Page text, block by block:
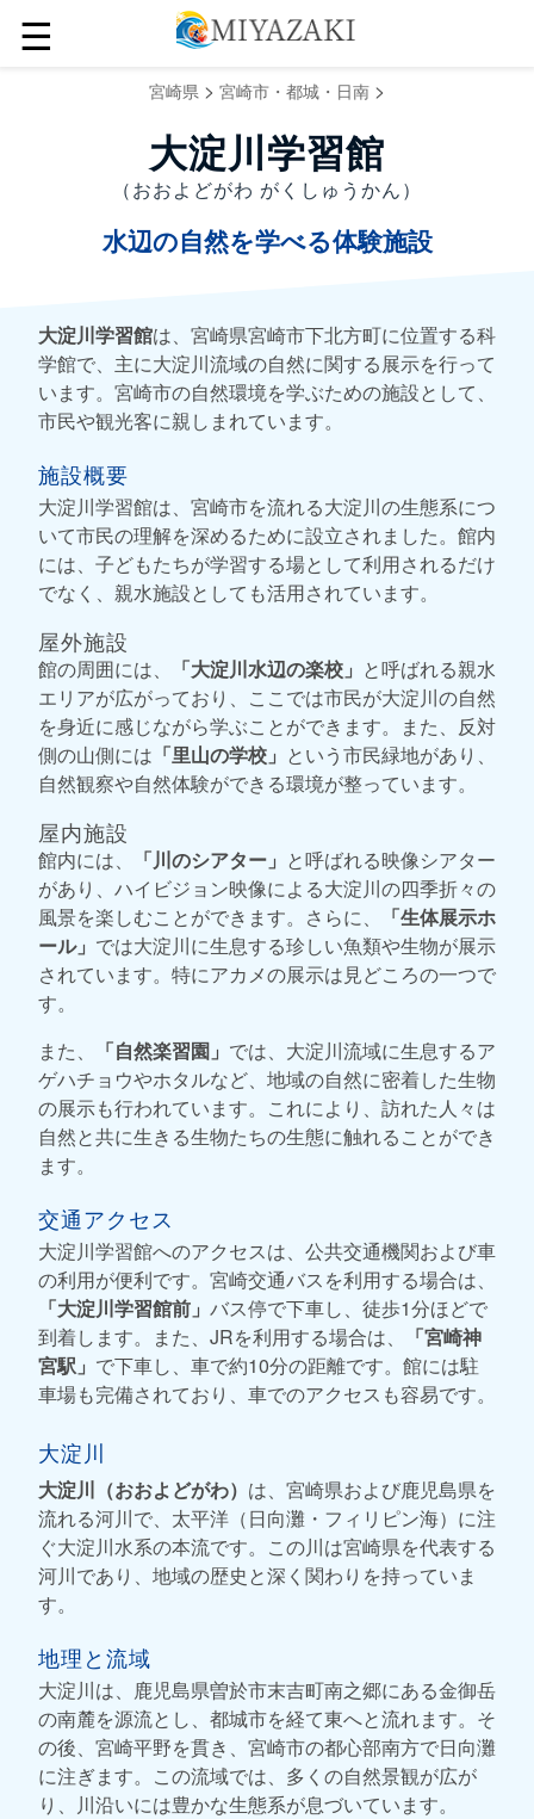
☰
宮崎県 > 宮崎市・都城・日南 >
大淀川学習館
（おおよどがわ がくしゅうかん）
水辺の自然を学べる体験施設
大淀川学習館は、宮崎県宮崎市下北方町に位置する科
学館で、主に大淀川流域の自然に関する展示を行って
います。宮崎市の自然環境を学ぶための施設として、
市民や観光客に親しまれています。
施設概要
大淀川学習館は、宮崎市を流れる大淀川の生態系につ
いて市民の理解を深めるために設立されました。館内
には、子どもたちが学習する場として利用されるだけ
でなく、親水施設としても活用されています。
屋外施設
館の周囲には、 「大淀川水辺の楽校」 と呼ばれる親水
エリアが広がっており、ここでは市民が大淀川の自然
を身近に感じながら学ぶことができます。また、反対
側の山側には 「里山の学校」 という市民緑地があり、
自然観察や自然体験ができる環境が整っています。
屋内施設
館内には、 「川のシアター」 と呼ばれる映像シアター
があり、ハイビジョン映像による大淀川の四季折々の
風景を楽しむことができます。さらに、
「生体展示ホ
ール」 では大淀川に生息する珍しい魚類や生物が展示
されています。特にアカメの展示は見どころの一つで
す。
また、
「自然楽習園」 では、大淀川流域に生息するア
ゲハチョウやホタルなど、地域の自然に密着した生物
の展示も行われています。これにより、訪れた人々は
自然と共に生きる生物たちの生態に触れることができ
ます。
交通アクセス
大淀川学習館へのアクセスは、公共交通機関および車
の利用が便利です。宮崎交通バスを利用する場合は、
「大淀川学習館前」 バス停で下車し、徒歩1分ほどで
到着します。また、JRを利用する場合は、
「宮崎神
宮駅」 で下車し、車で約10分の距離です。館には駐
車場も完備されており、車でのアクセスも容易です。
大淀川
大淀川（おおよどがわ） は、宮崎県および鹿児島県を
流れる河川で、太平洋（日向灘・フィリピン海）に注
ぐ大淀川水系の本流です。この川は宮崎県を代表する
河川であり、地域の歴史と深く関わりを持っていま
す。
地理と流域
大淀川は、鹿児島県曽於市末吉町南之郷にある金御岳
の南麓を源流とし、都城市を経て東へと流れます。そ
の後、宮崎平野を貫き、宮崎市の都心部南方で日向灘
に注ぎます。この流域では、多くの自然景観が広が
り、川沿いには豊かな生態系が息づいています。